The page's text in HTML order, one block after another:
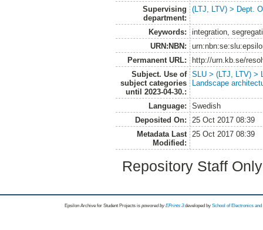
Supervising
department:
(LTJ, LTV) > Dept.
Keywords:
integration,
URN:NBN:
Permanent URL:
http://urn.kb.se/
Subject. Use of
subject categories
until 2023-04-30.:
SLU > (LTJ, LTV) >
Landscape
Language:
Swedish
Deposited On:
25 Oct 2017 08:39
Metadata Last
Modified:
25 Oct 2017 08:39
Repository Staff
Epsilon Archive for Student Projects is powored byEPrints 3 developed by School of Electronics